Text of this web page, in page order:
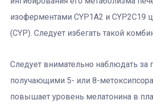
изоферментами CYP1A2 и CYP2C19
(CYP). Следует избегать такой
Следует внимательно наблюдать за
получающими 5- или 8-
повышает уровень мелатонина в